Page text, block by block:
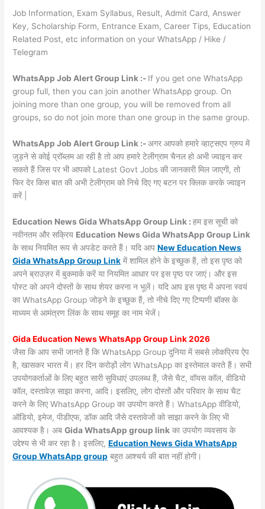
Job Information, Exam Syllabus, Result, Admit Card, Answer
Key, Scholarship Form, Entrance Exam, Career Tips, Education
Related Post, etc information on your WhatsApp / Hike /
Telegram
WhatsApp Job Alert Group Link :- If you get one WhatsApp
group full, then you can join another WhatsApp group. On
joining more than one group, you will be removed from all
groups, so do not join more than one group in the same group.
WhatsApp Job Alert Group Link :-अगर आपको हमारे व्हाट्सएप ग्रुप में
जुड़ने से कोई प्रॉब्लम आ रही है तो आप हमारे टेलीग्राम चैनल हो अभी ज्वाइन कर
सकते हैं जिस पर भी आपको Latest Govt Jobs की जानकारी मिल जाएगी, तो
फिर देर किस बात की अभी टेलीग्राम को निचे दिए गए बटन पर क्लिक करके ज्वाइन
करें |
Education News Gida WhatsApp Group Link :हम इस सूची को
नवीनतम और सक्रिय Education News Gida WhatsApp Group Link
के साथ नियमित रूप से अपडेट करते हैं। यदि आपNew Education News
Gida WhatsApp Group Link में शामिल होने के इच्छुक हैं, तो इस पृष्ठ को
अपने ब्राउज़र में बुकमार्क करें या नियमित आधार पर इस पृष्ठ पर जाएं। और इस
पोस्ट को अपने दोस्तों के साथ शेयर करना न भूलें। यदि आप इस पृष्ठ में अपना स्वयं
का WhatsApp Group जोड़ने के इच्छुक हैं, तो नीचे दिए गए टिप्पणी बॉक्स के
माध्यम से आमंत्रण लिंक के साथ समूह का नाम भेजें।
Gida Education News WhatsApp Group Link 2026
जैसा कि आप सभी जानते हैं कि WhatsApp Group दुनिया में सबसे लोकप्रिय ऐप
है, खासकर भारत में। हर दिन करोड़ों लोग WhatsApp का इस्तेमाल करते हैं। सभी
उपयोगकर्ताओं के लिए बहुत सारी सुविधाएं उपलब्ध हैं, जैसे चैट, वॉयस कॉल, वीडियो
कॉल, दस्तावेज़ साझा करना, आदि। इसलिए, लोग दोस्तों और परिवार के साथ चैट
करने के लिए WhatsApp Group का उपयोग करते हैं। WhatsApp वीडियो,
ऑडियो, इमेज, पीडीएफ, डॉक आदि जैसे दस्तावेजों को साझा करने के लिए भी
आवश्यक है। अबGida WhatsApp group link का उपयोग व्यवसाय के
उद्देश्य से भी कर रहा है। इसलिए,Education News Gida WhatsApp
Group WhatsApp group बहुत आश्चर्य की बात नहीं होगी।